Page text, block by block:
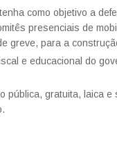
como objetivo a
presenciais de
greve, para a
e educacional do
pública, gratuita, laica